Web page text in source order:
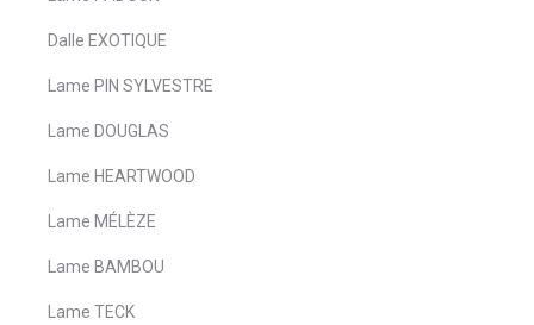
Dalle EXOTIQUE
Lame PIN SYLVESTRE
Lame DOUGLAS
Lame HEARTWOOD
Lame MÉLÈZE
Lame BAMBOU
Lame TECK